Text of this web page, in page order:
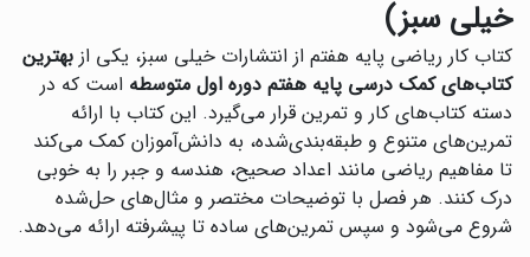
خیلی سبز)
کتاب کار ریاضی پایه هفتم از انتشارات خیلی سبز، یکی از بهترین
کتاب‌های کمک درسی پایه هفتم دوره اول متوسطه است که در
دسته کتاب‌های کار و تمرین قرار می‌گیرد. این کتاب با ارائه
تمرین‌های متنوع و طبقه‌بندی‌شده، به دانش‌آموزان کمک می‌کند
تا مفاهیم ریاضی مانند اعداد صحیح، هندسه و جبر را به خوبی
درک کنند. هر فصل با توضیحات مختصر و مثال‌های حل‌شده
شروع می‌شود و سپس تمرین‌های ساده تا پیشرفته ارائه می‌دهد.